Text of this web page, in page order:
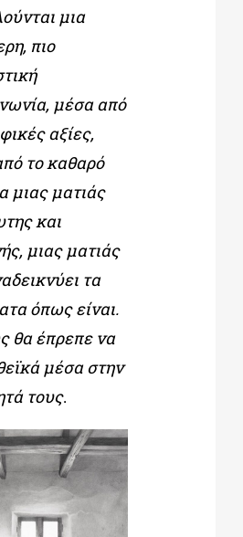
μια
πιο
μέσα από
αξίες,
το καθαρό
μιας ματιάς
και
μιας ματιάς
τα
όπως είναι.
θα έπρεπε να
μέσα στην
τους.